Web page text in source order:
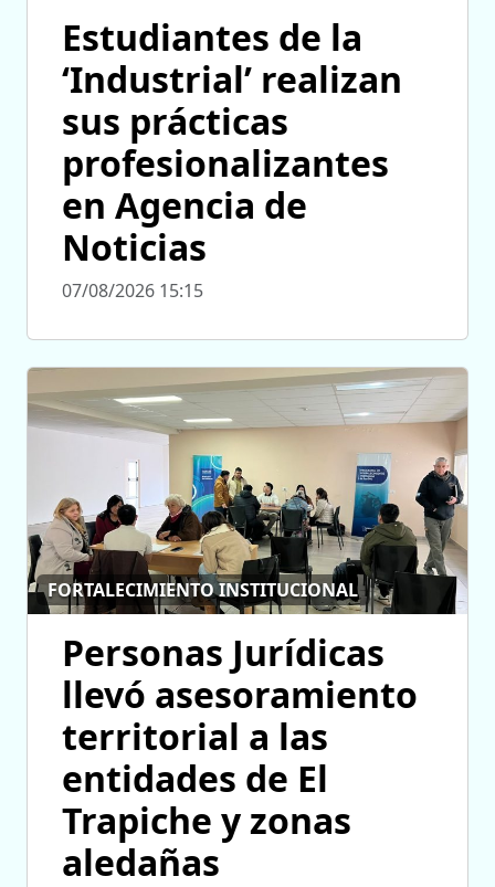
Estudiantes de la
‘Industrial’ realizan
sus prácticas
profesionalizantes
en Agencia de
Noticias
07/08/2026 15:15
FORTALECIMIENTO INSTITUCIONAL
Personas Jurídicas
llevó asesoramiento
territorial a las
entidades de El
Trapiche y zonas
aledañas